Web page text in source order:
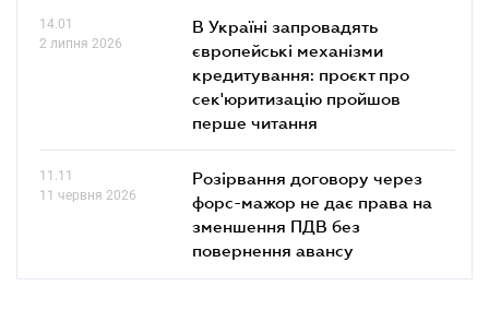
14.01
2 липня 2026
В Україні запровадять
європейські механізми
кредитування: проєкт про
сек'юритизацію пройшов
перше читання
11.11
11 червня 2026
Розірвання договору через
форс-мажор не дає права на
зменшення ПДВ без
повернення авансу